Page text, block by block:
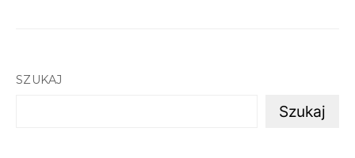
SZUKAJ
Szukaj